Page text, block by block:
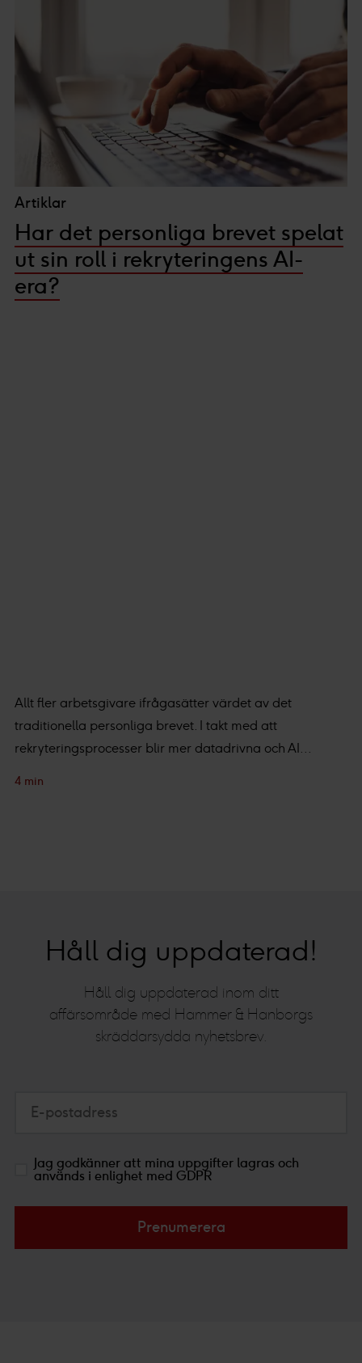
Artiklar
Har det personliga brevet spelat
ut sin roll i rekryteringens AI-
era?
Allt fler arbetsgivare ifrågasätter värdet av det
traditionella personliga brevet. I takt med att
rekryteringsprocesser blir mer datadrivna och AI...
4 min
Håll dig uppdaterad!
Håll dig uppdaterad inom ditt
affärsområde med Hammer & Hanborgs
skräddarsydda nyhetsbrev.
E-postadress
Jag godkänner att mina uppgifter lagras och
används i enlighet med GDPR
Prenumerera